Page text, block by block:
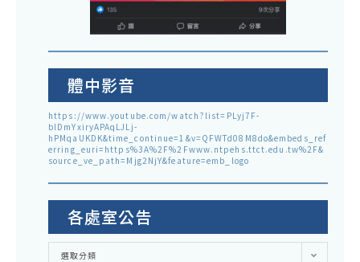
體中影音
https://www.youtube.com/watch?list=PLyj7F-
blDmYxiryAPAqLJLj-
hPMqaUKDK&time_continue=1&v=QFWTd08M8do&embeds_ref
erring_euri=https%3A%2F%2Fwww.ntpehs.ttct.edu.tw%2F&
source_ve_path=Mjg2NjY&feature=emb_logo
各處室公告
各
選取分類